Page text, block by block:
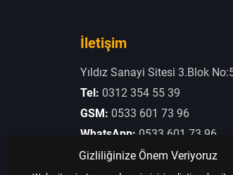
İletişim
Yıldız Sanayi Sitesi 3.Blok
Tel: 0312 354 55 39
GSM: 0533 601 73 96
WhatsApp: 0533 601 73 96
E-Posta:
Gizliliğinize Önem Veriyoruz